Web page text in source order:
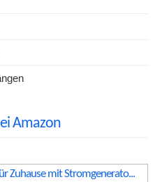
Amazon
Zuhause mit Stromgenerato...